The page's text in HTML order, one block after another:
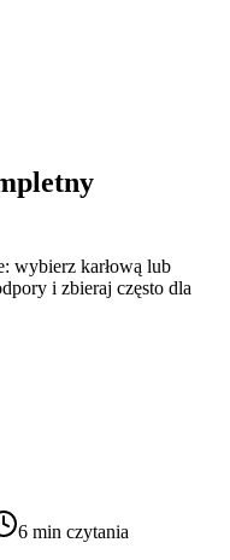
wybierz karłową lub
i zbieraj często dla
6 min czytania